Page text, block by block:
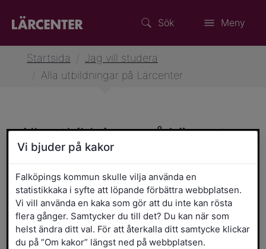
Sök Meny
Startsida
Jag vill studera
Alla utbildningar på Lärcenter
Alla utbildningar på Lärcenter
Filtrera resultatet
Det här formuläret postas automatiskt
Typ av utbildning
Högskola
YH Komvux
Ansökan är öppen eller stängd
Ansökan är öppen
Ansökan är stängd
Vi bjuder på kakor
Falköpings kommun skulle vilja använda en
statistikkaka i syfte att löpande förbättra webbplatsen.
Vi vill använda en kaka som gör att du inte kan rösta
flera gånger. Samtycker du till det? Du kan när som
helst ändra ditt val. För att återkalla ditt samtycke klickar
du på ”Om kakor” längst ned på webbplatsen.